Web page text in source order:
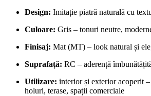
Design: Imitație piatră naturală cu
Culoare: Gris – tonuri neutre,
Finisaj: Mat (MT) – look natural și
Suprafață: RC – aderență
Utilizare: interior și exterior acoperit
holuri, terase, spații comerciale